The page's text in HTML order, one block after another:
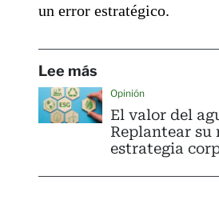
un error estratégico.
Lee más
Opinión
El valor del
Replantear su
estrategia